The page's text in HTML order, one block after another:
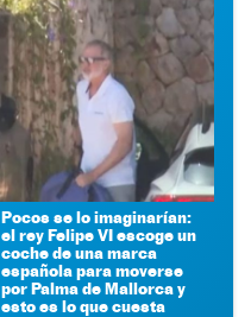
Pocos se lo imaginarían:
el rey Felipe VI escoge un
coche de una marca
española para moverse
por Palma de Mallorca y
esto es lo que cuesta